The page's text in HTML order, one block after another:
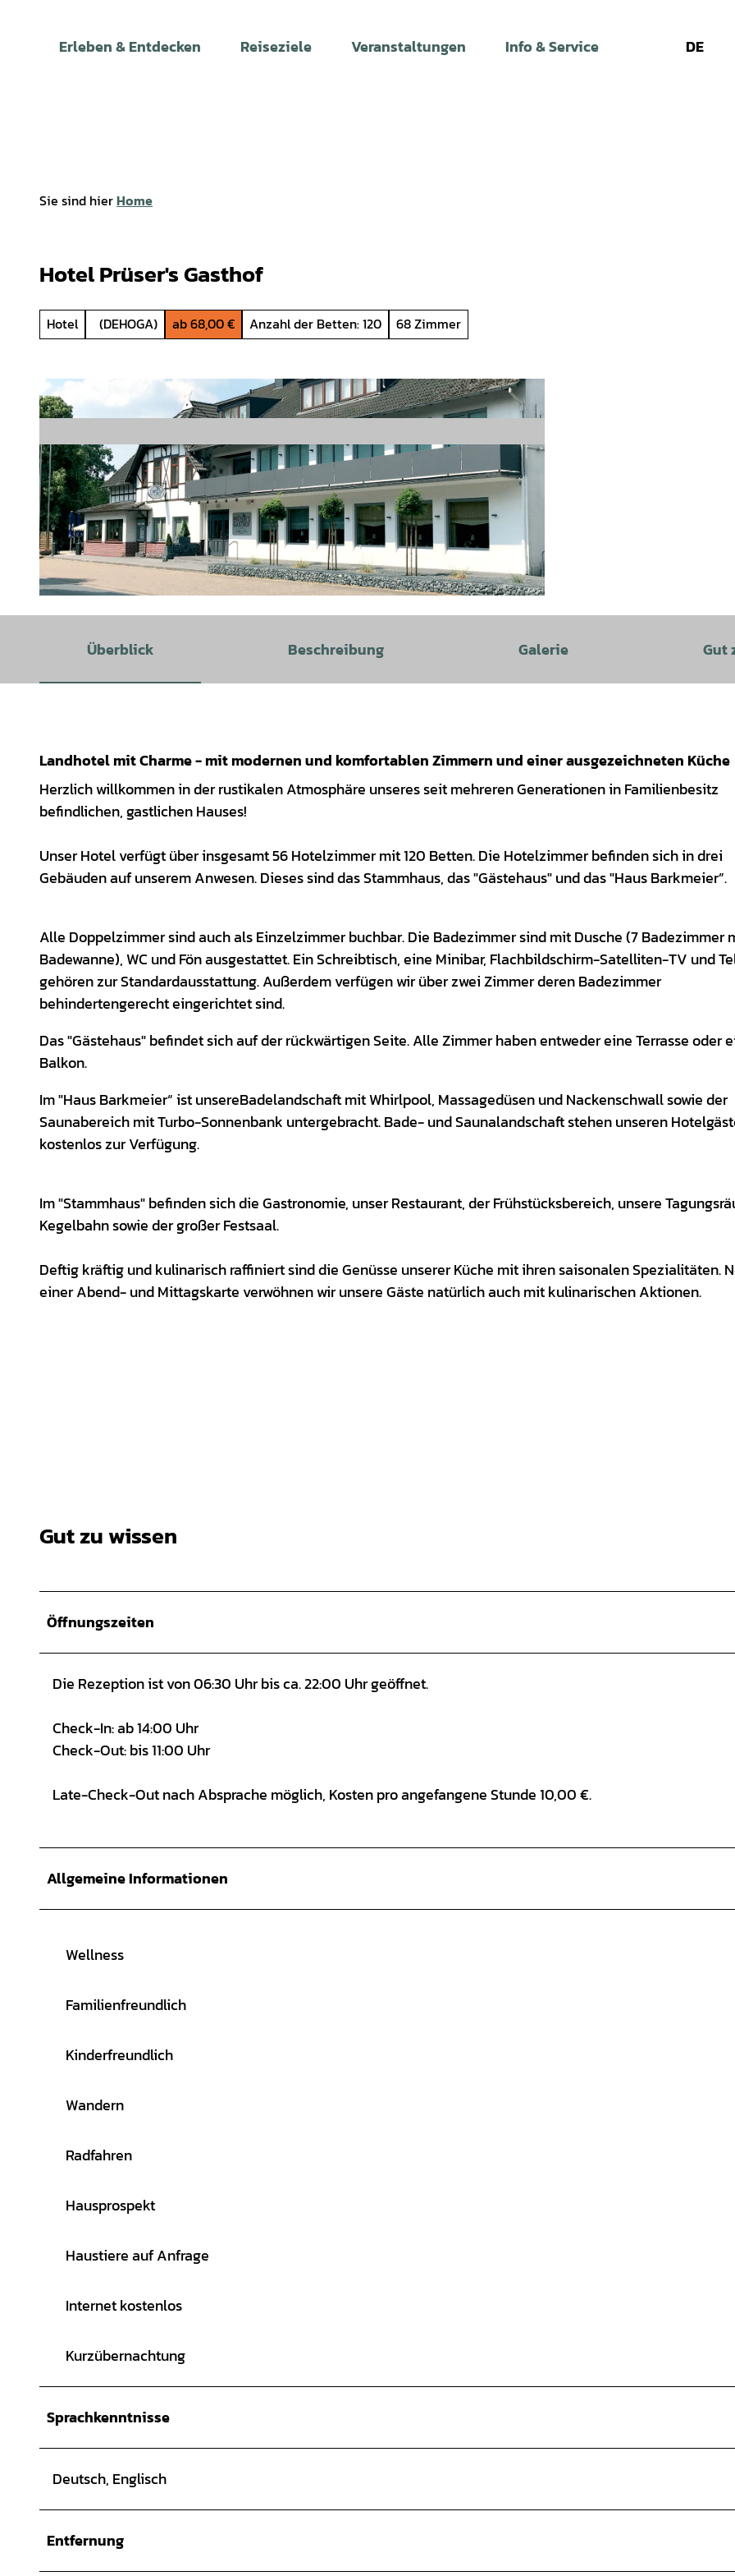
Erleben & Entdecken Reiseziele Veranstaltungen Info & Service DE
Sie sind hierHome
Hotel Prüser's Gasthof
Hotel (DEHOGA) ab 68,00 € Anzahl der Betten: 120 68 Zimmer
Überblick Beschreibung Galerie Gut
Landhotel mit Charme - mit modernen und komfortablen Zimmern und einer ausgezeichneten Küche
Herzlich willkommen in der rustikalen Atmosphäre unseres seit mehreren Generationen in Familienbesitz
befindlichen, gastlichen Hauses!
Unser Hotel verfügt über insgesamt 56 Hotelzimmer mit 120 Betten. Die Hotelzimmer befinden sich in drei
Gebäuden auf unserem Anwesen. Dieses sind das Stammhaus, das "Gästehaus" und das "Haus Barkmeier”.
Alle Doppelzimmer sind auch als Einzelzimmer buchbar. Die Badezimmer sind mit Dusche (7 Badezimmer
Badewanne), WC und Fön ausgestattet. Ein Schreibtisch, eine Minibar, Flachbildschirm-Satelliten-TV und
gehören zur Standardausstattung. Außerdem verfügen wir über zwei Zimmer deren Badezimmer
behindertengerecht eingerichtet sind.
Das "Gästehaus" befindet sich auf der rückwärtigen Seite. Alle Zimmer haben entweder eine Terrasse oder
Balkon.
Im "Haus Barkmeier“ ist unsereBadelandschaft mit Whirlpool, Massagedüsen und Nackenschwall sowie der
Saunabereich mit Turbo-Sonnenbank untergebracht. Bade- und Saunalandschaft stehen unseren
kostenlos zur Verfügung.
Im "Stammhaus" befinden sich die Gastronomie, unser Restaurant, der Frühstücksbereich, unsere
Kegelbahn sowie der großer Festsaal.
Deftig kräftig und kulinarisch raffiniert sind die Genüsse unserer Küche mit ihren saisonalen Spezialitäten.
einer Abend- und Mittagskarte verwöhnen wir unsere Gäste natürlich auch mit kulinarischen Aktionen.
Gut zu wissen
Öffnungszeiten
Die Rezeption ist von 06:30 Uhr bis ca. 22:00 Uhr geöffnet.
Check-In: ab 14:00 Uhr
Check-Out: bis 11:00 Uhr
Late-Check-Out nach Absprache möglich, Kosten pro angefangene Stunde 10,00 €.
Allgemeine Informationen
Wellness
Familienfreundlich
Kinderfreundlich
Wandern
Radfahren
Hausprospekt
Haustiere auf Anfrage
Internet kostenlos
Kurzübernachtung
Sprachkenntnisse
Deutsch, Englisch
Entfernung